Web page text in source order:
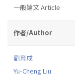
一般論文 Article
作者/Author
劉育成
Yu-Cheng Liu